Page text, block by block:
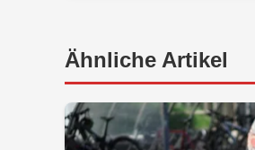
Ähnliche Artikel